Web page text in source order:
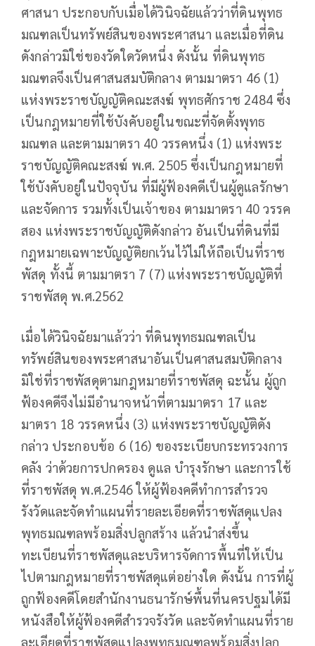
ศาสนา ประกอบกับเมื่อได้วินิจฉัยแล้วว่าที่ดินพุทธ
มณฑลเป็นทรัพย์สินของพระศาสนา และเมื่อที่ดิน
ดังกล่าวมิใช่ของวัดใดวัดหนึ่ง ดังนั้น ที่ดินพุทธ
มณฑลจึงเป็นศาสนสมบัติกลาง ตามมาตรา 46 (1)
แห่งพระราชบัญญัติคณะสงฆ์ พุทธศักราช 2484 ซึ่ง
เป็นกฎหมายที่ใช้บังคับอยู่ในขณะที่จัดตั้งพุทธ
มณฑล และตามมาตรา 40 วรรคหนึ่ง (1) แห่งพระ
ราชบัญญัติคณะสงฆ์ พ.ศ. 2505 ซึ่งเป็นกฎหมายที่
ใช้บังคับอยู่ในปัจจุบัน ที่มีผู้ฟ้องคดีเป็นผู้ดูแลรักษา
และจัดการ รวมทั้งเป็นเจ้าของ ตามมาตรา 40 วรรค
สอง แห่งพระราชบัญญัติดังกล่าว อันเป็นที่ดินที่มี
กฎหมายเฉพาะบัญญัติยกเว้นไว้ไม่ให้ถือเป็นที่ราช
พัสดุ ทั้งนี้ ตามมาตรา 7 (7) แห่งพระราชบัญญัติที่
ราชพัสดุ พ.ศ.2562
เมื่อได้วินิจฉัยมาแล้วว่า ที่ดินพุทธมณฑลเป็น
ทรัพย์สินของพระศาสนาอันเป็นศาสนสมบัติกลาง
มิใช่ที่ราชพัสดุตามกฎหมายที่ราชพัสดุ ฉะนั้น ผู้ถูก
ฟ้องคดีจึงไม่มีอำนาจหน้าที่ตามมาตรา 17 และ
มาตรา 18 วรรคหนึ่ง (3) แห่งพระราชบัญญัติดัง
กล่าว ประกอบข้อ 6 (16) ของระเบียบกระทรวงการ
คลัง ว่าด้วยการปกครอง ดูแล บำรุงรักษา และการใช้
ที่ราชพัสดุ พ.ศ.2546 ให้ผู้ฟ้องคดีทำการสำรวจ
รังวัดและจัดทำแผนที่รายละเอียดที่ราชพัสดุแปลง
พุทธมณฑลพร้อมสิ่งปลูกสร้าง แล้วนำส่งขึ้น
ทะเบียนที่ราชพัสดุและบริหารจัดการพื้นที่ให้เป็น
ไปตามกฎหมายที่ราชพัสดุแต่อย่างใด ดังนั้น การที่ผู้
ถูกฟ้องคดีโดยสำนักงานธนารักษ์พื้นที่นครปฐมได้มี
หนังสือให้ผู้ฟ้องคดีสำรวจรังวัด และจัดทำแผนที่ราย
ละเอียดที่ราชพัสดุแปลงพุทธมณฑลพร้อมสิ่งปลูก